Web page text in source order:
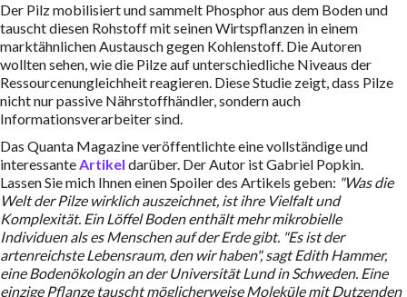
Der Pilz mobilisiert und sammelt Phosphor aus dem Boden und
tauscht diesen Rohstoff mit seinen Wirtspflanzen in einem
marktähnlichen Austausch gegen Kohlenstoff. Die Autoren
wollten sehen, wie die Pilze auf unterschiedliche Niveaus der
Ressourcenungleichheit reagieren. Diese Studie zeigt, dass Pilze
nicht nur passive Nährstoffhändler, sondern auch
Informationsverarbeiter sind.
Das Quanta Magazine veröffentlichte eine vollständige und
interessanteArtikel darüber. Der Autor ist Gabriel Popkin.
Lassen Sie mich Ihnen einen Spoiler des Artikels geben: "Was die
Welt der Pilze wirklich auszeichnet, ist ihre Vielfalt und
Komplexität. Ein Löffel Boden enthält mehr mikrobielle
Individuen als es Menschen auf der Erde gibt. "Es ist der
artenreichste Lebensraum, den wir haben", sagt Edith Hammer,
eine Bodenökologin an der Universität Lund in Schweden. Eine
einzige Pflanze tauscht möglicherweise Moleküle mit Dutzenden